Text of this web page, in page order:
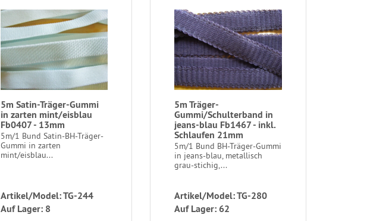
5m Satin-Träger-Gummi
in zarten mint/eisblau
Fb0407 - 13mm
5m/1 Bund Satin-BH-Träger-
Gummi in zarten
mint/eisblau...
Artikel/Model: TG-244
Auf Lager: 8
5m Träger-
Gummi/Schulterband in
jeans-blau Fb1467 - inkl.
Schlaufen 21mm
5m/1 Bund BH-Träger-Gummi
in jeans-blau, metallisch
grau-stichig,...
Artikel/Model: TG-280
Auf Lager: 62